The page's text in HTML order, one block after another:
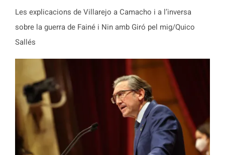
Les explicacions de Villarejo a Camacho i a l’inversa
sobre la guerra de Fainé i Nin amb Giró pel mig/Quico
Sallés